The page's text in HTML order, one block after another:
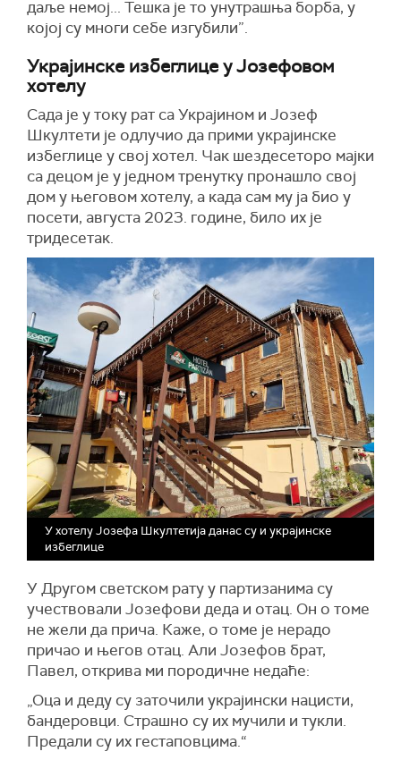
даље немој... Тешка је то унутрашња борба, у
којој су многи себе изгубили”.
Украјинске избеглице у Јозефовом
хотелу
Сада је у току рат са Украјином и Јозеф
Шкултети је одлучио да прими украјинске
избеглице у свој хотел. Чак шездесеторо мајки
са децом је у једном тренутку пронашло свој
дом у његовом хотелу, а када сам му ја био у
посети, августа 2023. године, било их је
тридесетак.
У хотелу Јозефа Шкултетија данас су и украјинске
избеглице
У Другом светском рату у партизанима су
учествовали Јозефови деда и отац. Он о томе
не жели да прича. Каже, о томе је нерадо
причао и његов отац. Али Јозефов брат,
Павел, открива ми породичне недаће:
„Оца и деду су заточили украјински нацисти,
бандеровци. Страшно су их мучили и тукли.
Предали су их гестаповцима.“